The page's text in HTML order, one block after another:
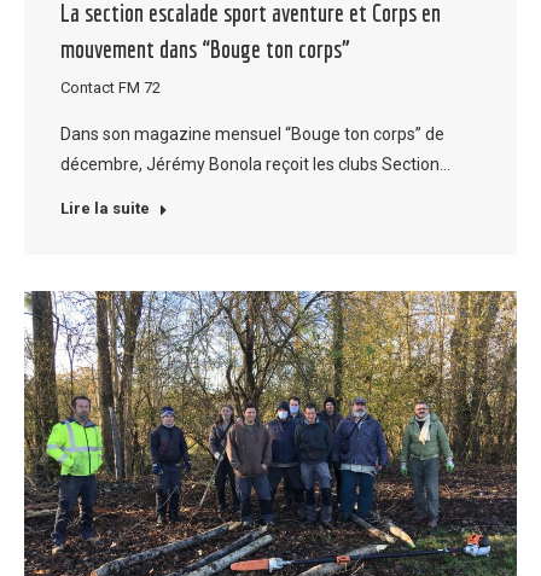
La section escalade sport aventure et Corps en
mouvement dans “Bouge ton corps”
Contact FM 72
Dans son magazine mensuel “Bouge ton corps” de
décembre, Jérémy Bonola reçoit les clubs Section…
Lire la suite